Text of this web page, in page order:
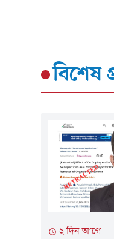
বিশেষ
২ দিন আগে